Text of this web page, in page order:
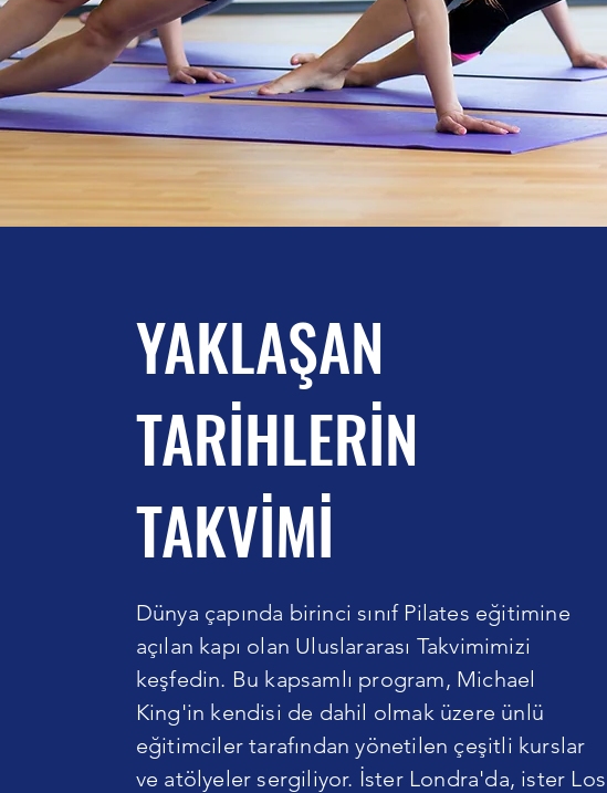
YAKLAŞAN
TARİHLERİN
TAKVİMİ
Dünya çapında birinci sınıf Pilates eğitimine
açılan kapı olan Uluslararası Takvimimizi
keşfedin. Bu kapsamlı program, Michael
King'in kendisi de dahil olmak üzere ünlü
eğitimciler tarafından yönetilen çeşitli kurslar
ve atölyeler sergiliyor. İster Londra'da, ister Los